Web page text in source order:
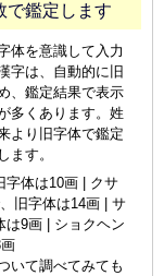
で鑑定します
体を意識して入力
字は、自動的に旧
、鑑定結果で表示
多くあります。姓
より旧字体で鑑定
ます。
体は10画 | クサ
旧字体は14画 | サ
9画 | ショクヘン
いて調べてみても